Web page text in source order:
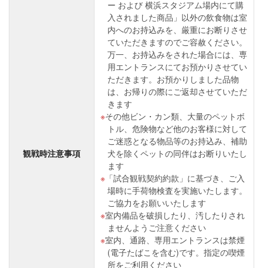
観戦時注意事項
ー および 横浜スタジアム場内にて購
入されました商品」以外の飲食物は室
内へのお持込みを、厳重にお断りさせ
ていただきますのでご容赦ください。
万一、お持込みをされた場合には、専
用エントランスにてお預かりさせてい
ただきます。お預かりしました品物
は、お帰りの際にご返却させていただ
きます
その他ビン・カン類、大量のペットボ
トル、危険物など他のお客様に対して
ご迷惑となる物品等のお持込み、補助
犬を除くペットの同伴はお断りいたし
ます
「試合観戦契約約款」に基づき、ご入
場時に手荷物検査を実施いたします。
ご協力をお願いいたします
室内備品を破損したり、汚したりされ
ませんようご注意ください
室内、通路、専用エントランスは禁煙
(電子たばこを含む)です。指定の喫煙
所をご利用ください